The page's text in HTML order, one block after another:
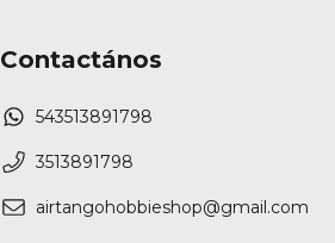
Contactános
543513891798
3513891798
airtangohobbieshop@gmail.com